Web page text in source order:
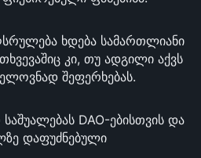
ხდება სამართლიანი
კი, თუ ადგილი აქვს
შეფერხებას.
DAO-ებისთვის და
დაფუძნებული